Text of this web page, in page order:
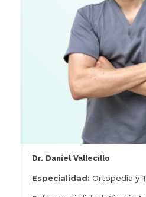
Dr. Daniel Vallecillo
Especialidad: Ortopedia y